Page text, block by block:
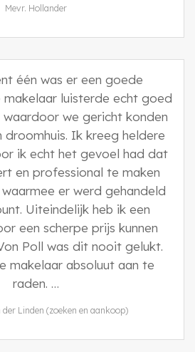
Mevr. Hollander
één was er een goede
makelaar luisterde echt goed
waardoor we gericht konden
droomhuis. Ik kreeg heldere
ik echt het gevoel had dat
en professional te maken
er werd gehandeld
Uiteindelijk heb ik een
een scherpe prijs kunnen
Poll was dit nooit gelukt.
makelaar absoluut aan te
raden. …
Linden (zoeken en aankoop)